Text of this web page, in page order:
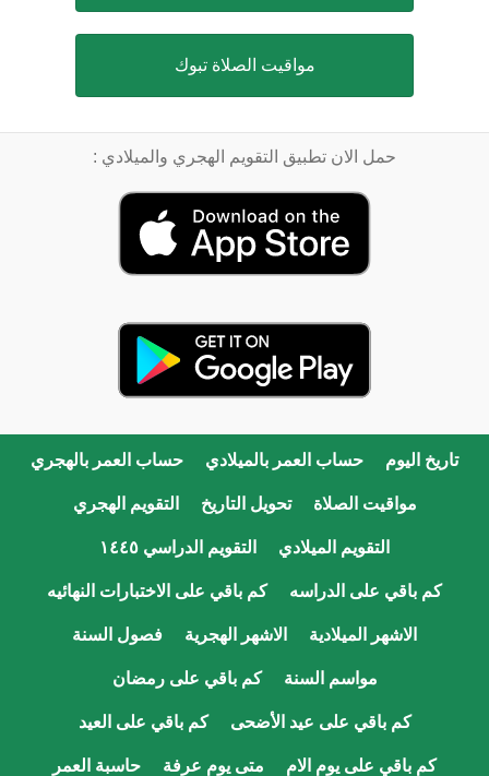
مواقيت الصلاة تبوك
حمل الان تطبيق التقويم الهجري والميلادي :
تاريخ اليوم حساب العمر بالميلادي حساب العمر بالهجري
مواقيت الصلاة تحويل التاريخ التقويم الهجري
التقويم الميلادي التقويم الدراسي ١٤٤٥
كم باقي على الدراسه كم باقي على الاختبارات النهائيه
الاشهر الميلادية الاشهر الهجرية فصول السنة
مواسم السنة كم باقي على رمضان
كم باقي على عيد الأضحى كم باقي على العيد
كم باقي على يوم الام متى يوم عرفة حاسبة العمر